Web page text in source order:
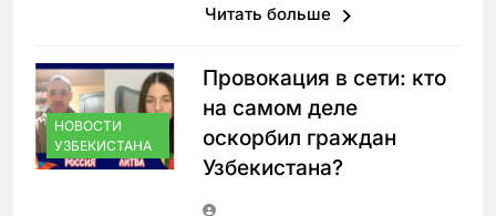
Читать больше
НОВОСТИ
УЗБЕКИСТАНА
Провокация в сети: кто
на самом деле
оскорбил граждан
Узбекистана?